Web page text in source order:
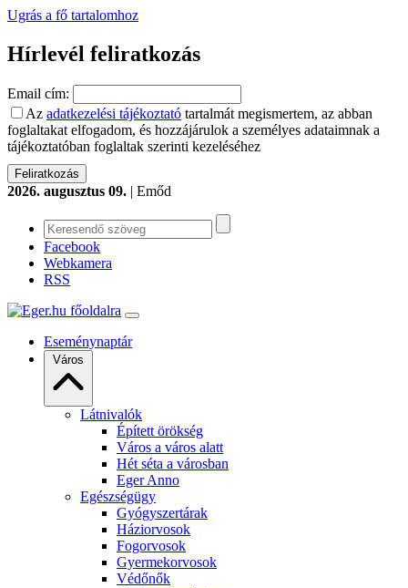
Ugrás a fő tartalomhoz
Hírlevél feliratkozás
Email cím:
Az adatkezelési tájékoztató tartalmát megismertem, az abban
foglaltakat elfogadom, és hozzájárulok a személyes adataimnak a
tájékoztatóban foglaltak szerinti kezeléséhez
2026. augusztus 09. | Emőd
Facebook
Webkamera
RSS
Eseménynaptár
Város
Látnivalók
Épített örökség
Város a város alatt
Hét séta a városban
Eger Anno
Egészségügy
Gyógyszertárak
Háziorvosok
Fogorvosok
Gyermekorvosok
Védőnők